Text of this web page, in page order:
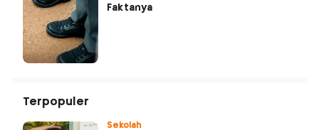
Faktanya
Terpopuler
Sekolah